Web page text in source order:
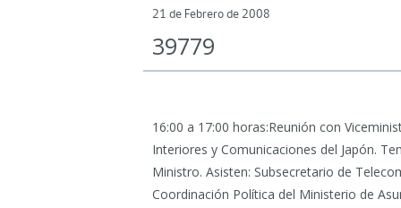
21 de Febrero de 2008
39779
16:00 a 17:00 horas:Reunión con
Interiores y Comunicaciones del Japón.
Ministro. Asisten: Subsecretario de
Coordinación Política del Ministerio de